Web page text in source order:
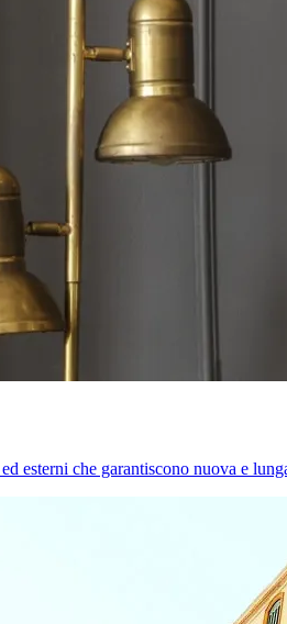
esterni che garantiscono nuova e